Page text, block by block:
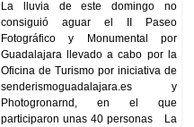
La lluvia de este domingo no
consiguió aguar el II Paseo
Fotográfico y Monumental por
Guadalajara llevado a cabo por la
Oficina de Turismo por iniciativa de
senderismoguadalajara.es y
Photogronarnd, en el que
participaron unas 40 personas La